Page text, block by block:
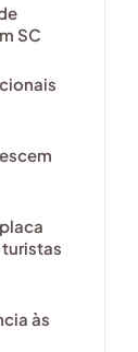
SC
às